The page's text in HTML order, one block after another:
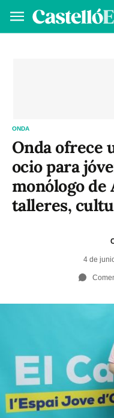
ONDA
Onda ofrece
ocio para
monólogo de
talleres,
4 de